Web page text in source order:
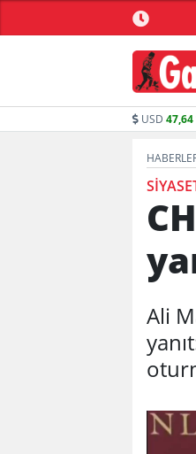
TL bağış yaptı
USD 47,64
Ali